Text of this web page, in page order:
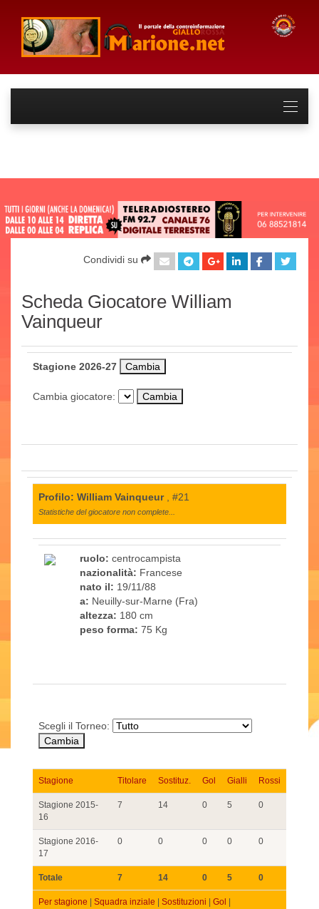
Condividi su
Scheda Giocatore William
Vainqueur
Stagione 2026-27
Cambia giocatore:
Profilo: William Vainqueur, #21
Statistiche del giocatore non complete...
ruolo: centrocampista
nazionalità: Francese
nato il: 19/11/88
a: Neuilly-sur-Marne (Fra)
altezza: 180 cm
peso forma: 75 Kg
Scegli il Torneo:
Stagione Titolare Sostituz. Gol Gialli Rossi
Stagione 2015-
16
7 14 0 5 0
Stagione 2016-
17
0 0 0 0 0
Totale 7 14 0 5 0
Per stagione Squadra inziale Sostituzioni Gol